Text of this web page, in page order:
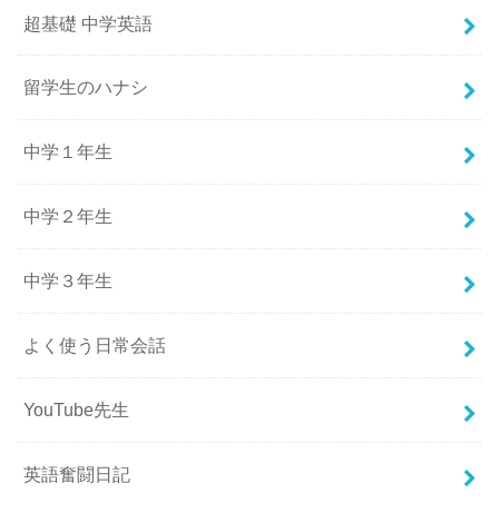
超基礎 中学英語
留学生のハナシ
中学１年生
中学２年生
中学３年生
よく使う日常会話
YouTube先生
英語奮闘日記